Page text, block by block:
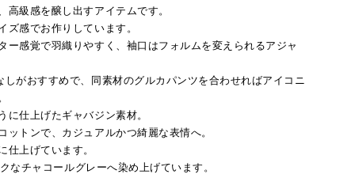
級感を醸し出すアイテムです。
ズ感でお作りしています。
ー感覚で羽織りやすく、袖口はフォルムを変えられるアジャ
がおすすめで、同素材のグルカパンツを合わせればアイコニ
仕上げたギャバジン素材。
トンで、カジュアルかつ綺麗な表情へ。
仕上げています。
なチャコールグレーへ染め上げています。